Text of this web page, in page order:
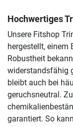
Hochwertiges
Unsere Fitshop
hergestellt, einem
Robustheit
widerstandsfähig
bleibt auch bei
geruchsneutral.
garantiert. So